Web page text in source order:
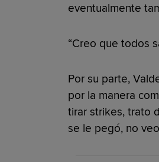
eventualmente
“Creo que todos
Por su parte,
por la manera
tirar strikes, trato
se le pegó, no